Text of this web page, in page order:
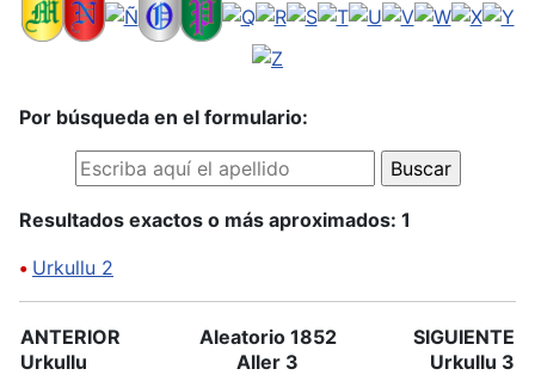
Por búsqueda en el formulario:
Resultados exactos o más aproximados: 1
• Urkullu 2
ANTERIOR
Urkullu
Aleatorio 1852
Aller 3
SIGUIENTE
Urkullu 3